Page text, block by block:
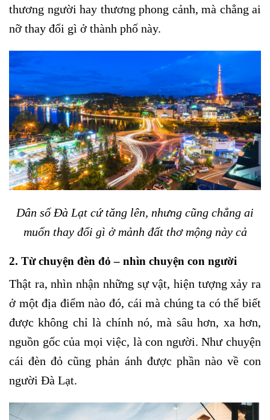
thương người hay thương phong cảnh, mà chẳng ai
nỡ thay đổi gì ở thành phố này.
Dân số Đà Lạt cứ tăng lên, nhưng cũng chẳng ai
muốn thay đổi gì ở mảnh đất thơ mộng này cả
2. Từ chuyện đèn đỏ – nhìn chuyện con người
Thật ra, nhìn nhận những sự vật, hiện tượng xảy ra
ở một địa điểm nào đó, cái mà chúng ta có thể biết
được không chỉ là chính nó, mà sâu hơn, xa hơn,
nguồn gốc của mọi việc, là con người. Như chuyện
cái đèn đỏ cũng phản ánh được phần nào về con
người Đà Lạt.